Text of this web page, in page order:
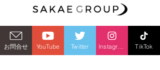
お問合せ YouTube Twitter TikTok